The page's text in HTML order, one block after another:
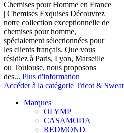
Chemises pour Homme en France
| Chemises Exquises Découvrez
notre collection exceptionnelle de
chemises pour homme,
spécialement sélectionnées pour
les clients français. Que vous
résidiez à Paris, Lyon, Marseille
ou Toulouse, nous proposons
des... Plus d'information
Accéder à la catégorie Tricot & Sweat
Marques
OLYMP
CASAMODA
REDMOND